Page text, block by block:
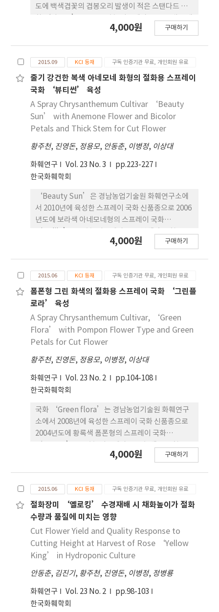
명은12.8일 정도이며, 주당 연간 평균수량은 2009년
부터 2011년까지 3회 수량조사 결과 평균 50.3본 정
도이다. ‘PinkParty’ 품종은 2014년 2월 24일 국
아 국내 육성품종 재배농가의 선택폭을 넓힐 수 있는
핑크색 품종으로 기대된다.
도에 백색겹꽃의 겹봉오리 발생이 적은 스탠다드 국
배 품종인 백색 겹꽃 스탠다드 국화 ‘신마’ 품종을
발하여 ‘MASIN-7’로 계통명을부여하였고, 2007
년부터 2009년까지 3년간에 걸쳐 추계억제재배와 하
계 촉성재배를 포함하는 특성검정을 통해최종적으로
‘수미’를 육성하였다. ‘수미’ 품종의 자연개화
기는 10월 하순이며, 백색 꽃잎을 가진 겹꽃으로 추국
이다. 추계 억제재배에 있어서 초장은 70.6cm, 화경
는 293.3개였다. 하계 촉성재배에서 화경은 11.9cm,
본당 곁봉오리수는 9.3개이고, 설상화수는 312.4개였
다. 하계 촉성재배에서의 암기처리 후 개화소요일수
가 60일이고 추계 억제재배에서는 57일이었다. 수미
는 재배온도가 20oC에서,암기처리시간은 13시간에
서 개화소요일수가 47일로 개화가 가장 빨랐다. ‘수
미’ 품종은 2011년 국립종자원에 품종보호권등록
(품종보호 제3758)되었다.
4,000원 구매하기
2015.09 KCI 등재 구독 인증기관 무료, 개인회원 유료
줄기 강건한 복색 아네모네 화형의 절화용 스프레이
국화 ‘뷰티썬’ 육성
A Spray Chrysanthemum Cultivar ‘Beauty
Sun’ with Anemone Flower and Bicolor
Petals and Thick Stem for Cut Flower
황주천, 진영돈, 정용모, 안동춘, 이병정, 이상대
화훼연구 Vol. 23 No. 3
pp.223-227
한국화훼학회
‘Beauty Sun’은 경남농업기술원 화훼연구소에
서 2010년에 육성한 스프레이 국화 신품종으로 2006
년도에 보라색 아네모네형의 스프레이 국화
레이 국화 ‘Two Tone’을 부본으로 교배하여 육
하여 ‘AT07-202’로 계통명을 부여하였고, 2008
년부터 2010년까지 3년간에 걸쳐 춘계 억제재배와
하계촉성재배를 포함하는 특성검정을 통해 최종적으
로 ‘BeautySun’을 육성하였다. ‘Beauty
Sun’의 자연개화기는 10월하순이며, 차광과 전조
처리에 의한 일장조절에 의해 연중생산이 가능하다.
모네형으로 성장세가 강건하고 6월 상순인 고온기에
접어들어도 화색이 안정적이다. 추계재배에있어서 화
경은 4.5cm, 본당 착화수가 14.6개이고, 설상화수는
21.4개이었다. 초장은 104.4cm이고 엽색은 진한녹색
(G137A)이며, 절화수명은 24.3일이었다. 춘계 차광
재배에서의 단일처리 후 개화소요일수가 46일이었
다. 이 품종은 흰녹병에 중도저항성을 나타내고 있으
며, 대조품종에 비해 기호도도 높았다. ‘Beauty
Sun’은 2012년 국립종자원에 품종보호권등록(품
4,000원 구매하기
2015.06 KCI 등재 구독 인증기관 무료, 개인회원 유료
폼폰형 그린 화색의 절화용 스프레이 국화 ‘그린플
로라’ 육성
A Spray Chrysanthemum Cultivar, ‘Green
Flora’ with Pompon Flower Type and Green
Petals for Cut Flower
황주천, 진영돈, 정용모, 이병정, 이상대
화훼연구 Vol. 23 No. 2
pp.104-108
한국화훼학회
국화 ‘Green flora’는 경남농업기술원 화훼연구
소에서 2008년에 육성한 스프레이 국화 신품종으로
2004년도에 황록색 폼폰형의 스프레이 국화
프레이 국화 ‘Feeling green’을 부본으로 교배하
182’로 계통명을 부여하였고, 2006년부터 2008년
까지 3년간에 걸쳐 춘계 억제재배와 하계 촉성재배를
포함하는 특성검정을 통해 최종적으로 ‘Green
flora’를 육성하였다. ‘Green flora’의 자연개
화기는 10월 하순이며, 전조와 차광처리에 의한 일장
조절에 의해 연중생산이 가능하다. 이 품종은 녹색
(G143A) 꽃잎을 가진 폼폰형으로 성장세가 강하고
하계 고온기 재배에서도 화색이 안정적이다. 가을재
배에 있어서 화경은 4.8cm, 본당 착화수가 11.2개이
고, 절화수명은 24.3일이었다. 춘계 차광재배에서의
단일처리 후 개화소요일수가 48일이었다. 이 품종은
4,000원 구매하기
2015.06 KCI 등재 구독 인증기관 무료, 개인회원 유료
절화장미 ‘옐로킹’ 수경재배 시 채화높이가 절화
수량과 품질에 미치는 영향
Cut Flower Yield and Quality Response to
Cutting Height at Harvest of Rose ‘Yellow
King’ in Hydroponic Culture
안동춘, 김진기, 황주천, 진영돈, 이병정, 정병룡
화훼연구 Vol. 23 No. 2
pp.98-103
한국화훼학회